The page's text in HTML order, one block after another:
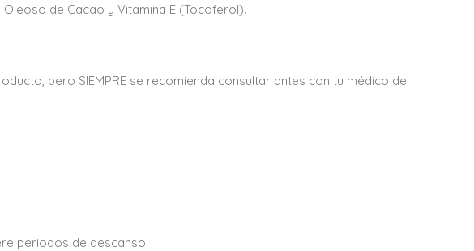
de Cacao y Vitamina E (Tocoferol).
pero SIEMPRE se recomienda consultar antes con tu médico de
periodos de descanso.